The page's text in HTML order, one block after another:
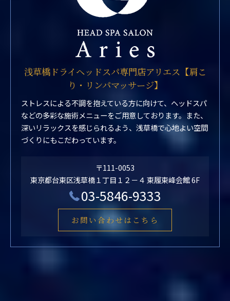
浅草橋ドライヘッドスパ専門店アリエス【肩こ
り・リンパマッサージ】
ストレスによる不調を抱えている方に向けて、ヘッドスパ
などの多彩な施術メニューをご用意しております。また、
深いリラックスを感じられるよう、浅草橋で心地よい空間
づくりにもこだわっています。
〒111-0053
東京都台東区浅草橋１丁目１２－４ 東履東峰会館 6F
03-5846-9333
お問い合わせはこちら